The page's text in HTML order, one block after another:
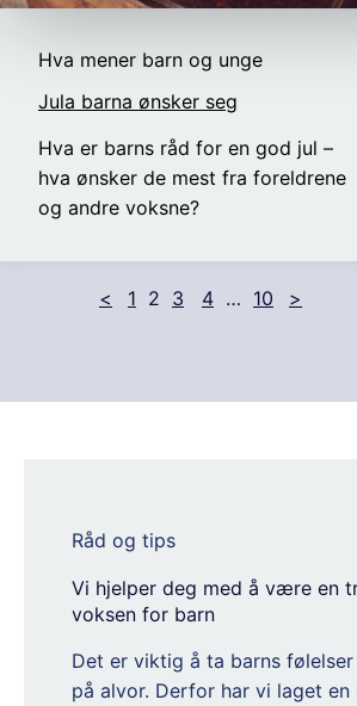
Hva mener barn og unge
Jula barna ønsker seg
Hva er barns råd for en god jul –
hva ønsker de mest fra foreldrene
og andre voksne?
< 1 2 3 4 … 10 >
Råd og tips
Vi hjelper deg med å være en
voksen for barn
Det er viktig å ta barns
på alvor. Derfor har vi laget en